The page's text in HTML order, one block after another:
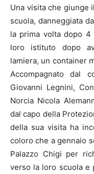
Una visita che giunge
scuola, danneggiata
la prima volta dopo
loro istituto dopo
lamiera, un container
Accompagnato dal
Giovanni Legnini,
Norcia Nicola
dal capo della
della sua visita ha
coloro che a gennaio
Palazzo Chigi per
verso la loro scuola e